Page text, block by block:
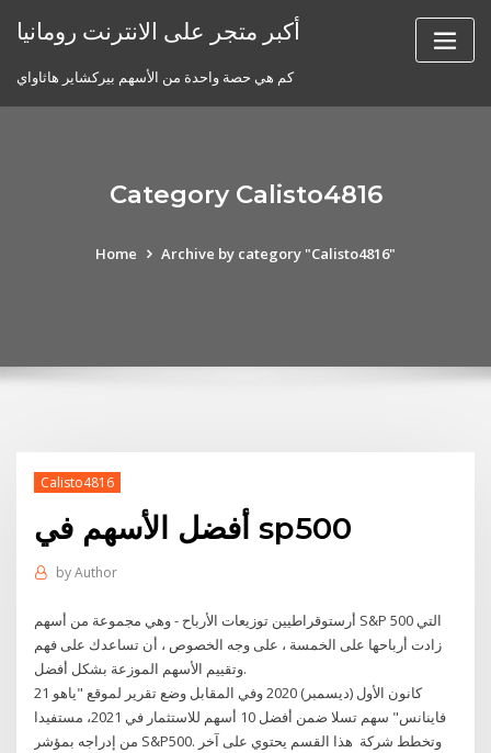
أكبر متجر على الانترنت رومانيا
كم هي حصة واحدة من الأسهم بيركشاير هاثاواي
Category Calisto4816
Home Archive by category "Calisto4816"
Calisto4816
أفضل الأسهم في sp500
byAuthor
أرستوقراطيين توزيعات الأرباح - وهي مجموعة من أسهم S&P 500 التي
زادت أرباحها على الخمسة ، على وجه الخصوص ، أن تساعدك على فهم
وتقييم الأسهم الموزعة بشكل أفضل.
21 كانون الأول (ديسمبر) 2020 وفي المقابل وضع تقرير لموقع "ياهو
فاينانس" سهم تسلا ضمن أفضل 10 أسهم للاستثمار في 2021، مستفيدا
من إدراجه بمؤشر S&P500. وتخطط شركة هذا القسم يحتوي على آخر